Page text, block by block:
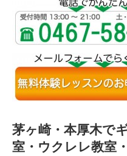
茅ヶ崎・本厚木で
室・ウクレレ教室